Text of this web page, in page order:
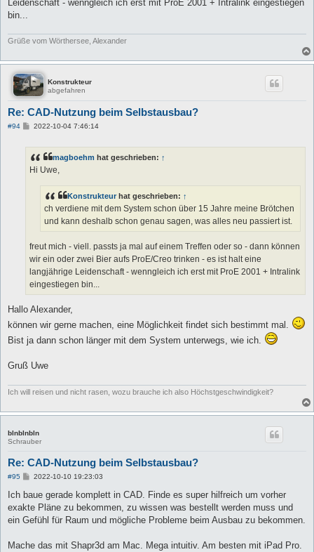
Leidenschaft - wenngleich ich erst mit ProE 2001 + Intralink eingestiegen
bin...
Grüße vom Wörthersee, Alexander
Konstrukteur
abgefahren
Re: CAD-Nutzung beim Selbstausbau?
#94
B
r
a
2022-10-04 7:46:14
magboehm hat geschrieben: ↑
Hi Uwe,
Konstrukteurhat geschrieben: ↑
ch verdiene mit dem System schon über 15 Jahre meine Brötchen
und kann deshalb schon genau sagen, was alles neu passiert ist.
freut mich - viell. passts ja mal auf einem Treffen oder so - dann können
wir ein oder zwei Bier aufs ProE/Creo trinken - es ist halt eine
langjährige Leidenschaft - wenngleich ich erst mit ProE 2001 + Intralink
eingestiegen bin...
Hallo Alexander,
können wir gerne machen, eine Möglichkeit findet sich bestimmt mal.
Bist ja dann schon länger mit dem System unterwegs, wie ich.
Gruß Uwe
Ich will reisen und nicht rasen, wozu brauche ich also Höchstgeschwindigkeit?
blnblnbln
Schrauber
Re: CAD-Nutzung beim Selbstausbau?
#95
B
i
r
a
2022-10-10 19:23:03
Ich baue gerade komplett in CAD. Finde es super hilfreich um vorher
exakte Pläne zu bekommen, zu wissen was bestellt werden muss und
ein Gefühl für Raum und mögliche Probleme beim Ausbau zu bekommen.
Mache das mit Shapr3d am Mac. Mega intuitiv. Am besten mit iPad Pro.